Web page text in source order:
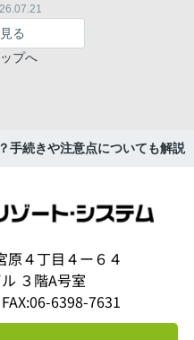
る
プへ
手続きや注意点についても解説
原４丁目４ー６４
３階A号室
6398-7631